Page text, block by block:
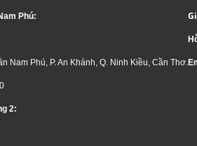
Phú:
Nam Phú, P. An Khánh, Q. Ninh Kiều, Cần Thơ.
2: